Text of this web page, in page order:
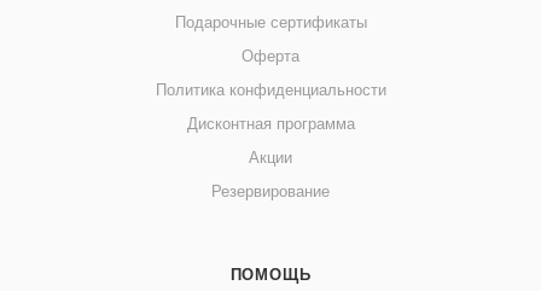
Подарочные сертификаты
Оферта
Политика конфиденциальности
Дисконтная программа
Акции
Резервирование
ПОМОЩЬ